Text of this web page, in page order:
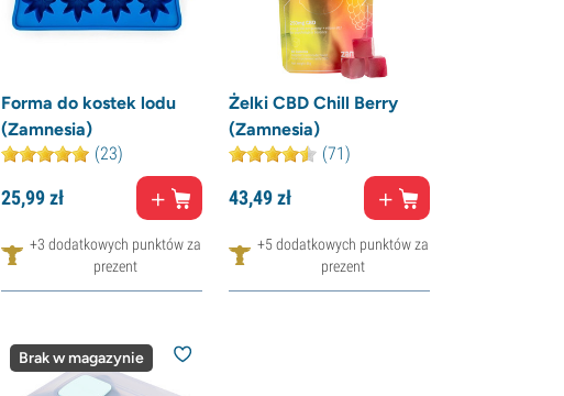
Forma do kostek lodu
(Zamnesia)
(23)
25,99zł
+3 dodatkowych punktów za
prezent
Żelki CBD Chill Berry
(Zamnesia)
(71)
43,49zł
+5 dodatkowych punktów za
prezent
Brak w magazynie